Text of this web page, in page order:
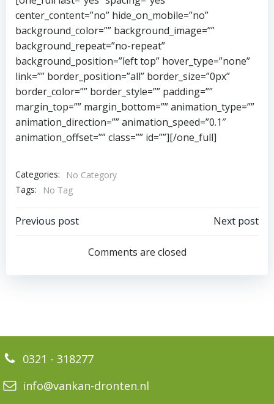
center_content=”no” hide_on_mobile=”no”
background_color=”” background_image=””
background_repeat=”no-repeat”
background_position=”left top” hover_type=”none”
link=”” border_position=”all” border_size=”0px”
border_color=”” border_style=”” padding=””
margin_top=”” margin_bottom=”” animation_type=””
animation_direction=”” animation_speed=”0.1″
animation_offset=”” class=”” id=””][/one_full]
Categories:
No Category
Tags:
No Tag
Bericht
navigatie
Previous post
Bericht
navigatie
Next post
Comments are closed
0321 - 318277
info@vankan-dronten.nl